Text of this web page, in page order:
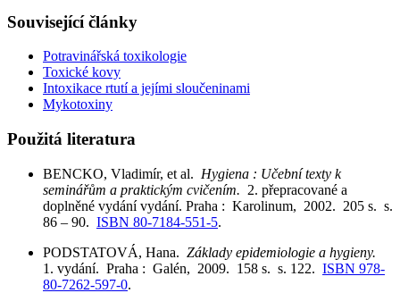
Související články
Potravinářská toxikologie
Toxické kovy
Intoxikace rtutí a jejími sloučeninami
Mykotoxiny
Použitá literatura
BENCKO, Vladimír, et al. Hygiena : Učební texty k
seminářům a praktickým cvičením. 2. přepracované a
doplněné vydání vydání. Praha : Karolinum, 2002. 205 s. s.
86 – 90. ISBN 80-7184-551-5.
PODSTATOVÁ, Hana. Základy epidemiologie a hygieny.
1. vydání. Praha : Galén, 2009. 158 s. s. 122. ISBN 978-
80-7262-597-0.